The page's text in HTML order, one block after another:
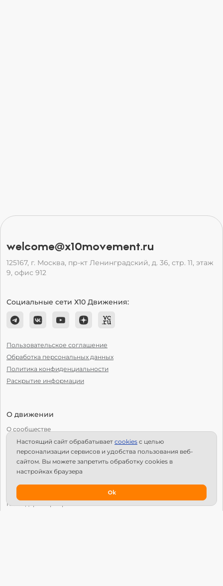
welcome@x10movement.ru
125167, г. Москва, пр-кт Ленинградский, д. 36, стр. 11, этаж
9, офис 912
Социальные сети Х10 Движения:
Пользовательское соглашение
Обработка персональных данных
Политика конфиденциальности
Раскрытие информации
О движении
О сообществе
С чего начать?
Структура Х10
Как стать региональным лидером?
Календарь мероприятий
Настоящий сайт обрабатывает сookies с целью
персонализации сервисов и удобства пользования веб-
сайтом. Вы можете запретить обработку сookies в
настройках браузера
Ok